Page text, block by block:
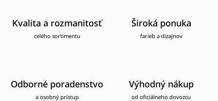
Kvalita a rozmanitosť
celého sortimentu
Široká ponuka
farieb a dizajnov
Odborné poradenstvo
a osobný prístup
Výhodný nákup
od oficiálneho dovozcu